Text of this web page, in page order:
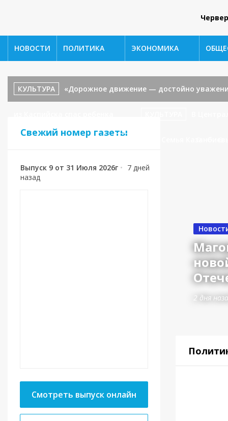
НОВОСТИ ПОЛИТИКА ЭКОНОМИКА
КУЛЬТУРА «Дорожное движение — достойно
«В гостях у сказки».
Свежий номер газеты
Выпуск 9 от 31 Июля 2026г • 7 дней
назад
Смотреть выпуск онлайн
2 дня